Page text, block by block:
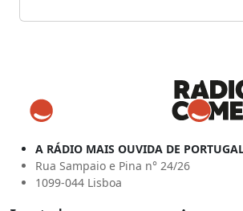
A RÁDIO MAIS OUVIDA DE
Rua Sampaio e Pina n° 24/26
1099-044 Lisboa